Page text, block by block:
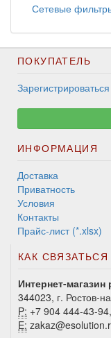
Сетевые
ПОКУПАТЕЛЬ
Зарегистрироваться
ИНФОРМАЦИЯ
Доставка
Приватность
Условия
Контакты
Прайс-лист (*.xlsx)
КАК
Интернет-
344023, г. Ростов-
P: +7 904 444-43-
E: